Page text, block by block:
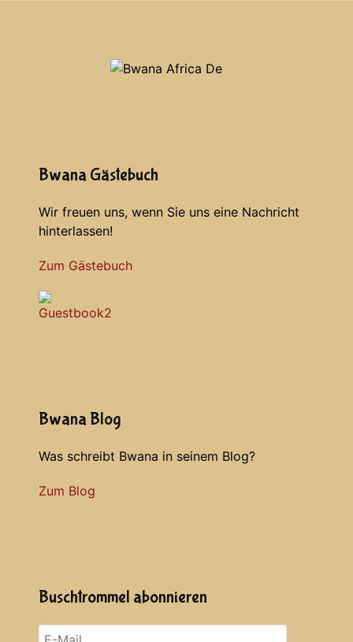
Bwana Gästebuch
Wir freuen uns, wenn Sie uns eine Nachricht
hinterlassen!
Zum Gästebuch
Bwana Blog
Was schreibt Bwana in seinem Blog?
Zum Blog
Buschtrommel abonnieren